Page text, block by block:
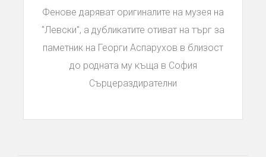
Фенове даряват оригиналите на музея на
"Левски", а дубликатите отиват на търг за
паметник на Георги Аспарухов в близост
до родната му къща в София
Сърцераздирателни